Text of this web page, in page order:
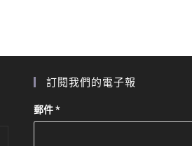
訂閱我們的電子報
郵件*